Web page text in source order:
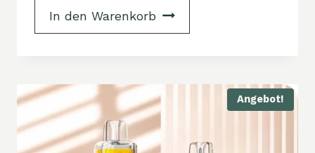
In den Warenkorb
Angebot!